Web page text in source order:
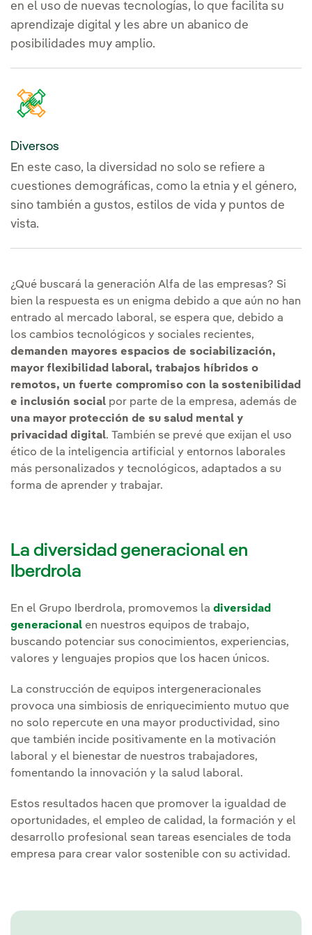
en el uso de nuevas tecnologías, lo que facilita su
aprendizaje digital y les abre un abanico de
posibilidades muy amplio.
Diversos
En este caso, la diversidad no solo se refiere a
cuestiones demográficas, como la etnia y el género,
sino también a gustos, estilos de vida y puntos de
vista.
¿Qué buscará la generación Alfa de las empresas? Si
bien la respuesta es un enigma debido a que aún no han
entrado al mercado laboral, se espera que, debido a
los cambios tecnológicos y sociales recientes,
demanden mayores espacios de sociabilización,
mayor flexibilidad laboral, trabajos híbridos o
remotos, un fuerte compromiso con la sostenibilidad
e inclusión social por parte de la empresa, además de
una mayor protección de su salud mental y
privacidad digital. También se prevé que exijan el uso
ético de la inteligencia artificial y entornos laborales
más personalizados y tecnológicos, adaptados a su
forma de aprender y trabajar.
La diversidad generacional en
Iberdrola
En el Grupo Iberdrola, promovemos la diversidad
generacional en nuestros equipos de trabajo,
buscando potenciar sus conocimientos, experiencias,
valores y lenguajes propios que los hacen únicos.
La construcción de equipos intergeneracionales
provoca una simbiosis de enriquecimiento mutuo que
no solo repercute en una mayor productividad, sino
que también incide positivamente en la motivación
laboral y el bienestar de nuestros trabajadores,
fomentando la innovación y la salud laboral.
Estos resultados hacen que promover la igualdad de
oportunidades, el empleo de calidad, la formación y el
desarrollo profesional sean tareas esenciales de toda
empresa para crear valor sostenible con su actividad.